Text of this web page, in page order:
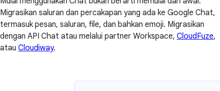
Migrasikan saluran dan percakapan yang ada ke Google Chat,
termasuk pesan, saluran, file, dan bahkan emoji. Migrasikan
dengan API Chat atau melalui partner Workspace, CloudFuze,
atau Cloudiway.